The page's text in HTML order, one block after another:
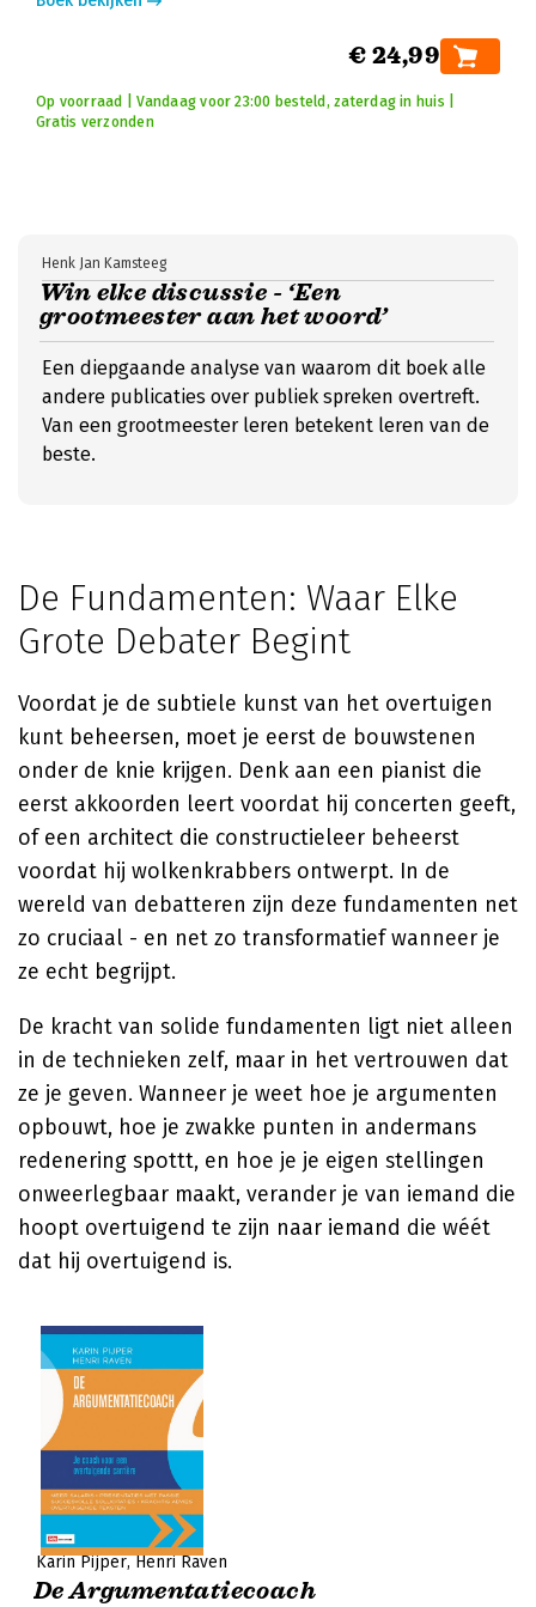
€ 24,99
Op voorraad | Vandaag voor 23:00 besteld, zaterdag in huis |
Gratis verzonden
Win elke discussie - ‘Een
grootmeester aan het woord’
Henk Jan Kamsteeg
Een diepgaande analyse van waarom dit boek alle
andere publicaties over publiek spreken overtreft.
Van een grootmeester leren betekent leren van de
beste.
De Fundamenten: Waar Elke
Grote Debater Begint
Voordat je de subtiele kunst van het overtuigen
kunt beheersen, moet je eerst de bouwstenen
onder de knie krijgen. Denk aan een pianist die
eerst akkoorden leert voordat hij concerten geeft,
of een architect die constructieleer beheerst
voordat hij wolkenkrabbers ontwerpt. In de
wereld van debatteren zijn deze fundamenten net
zo cruciaal - en net zo transformatief wanneer je
ze echt begrijpt.
De kracht van solide fundamenten ligt niet alleen
in de technieken zelf, maar in het vertrouwen dat
ze je geven. Wanneer je weet hoe je argumenten
opbouwt, hoe je zwakke punten in andermans
redenering spottt, en hoe je je eigen stellingen
onweerlegbaar maakt, verander je van iemand die
hoopt overtuigend te zijn naar iemand die wéét
dat hij overtuigend is.
Karin Pijper Henri Raven
De Argumentatiecoach